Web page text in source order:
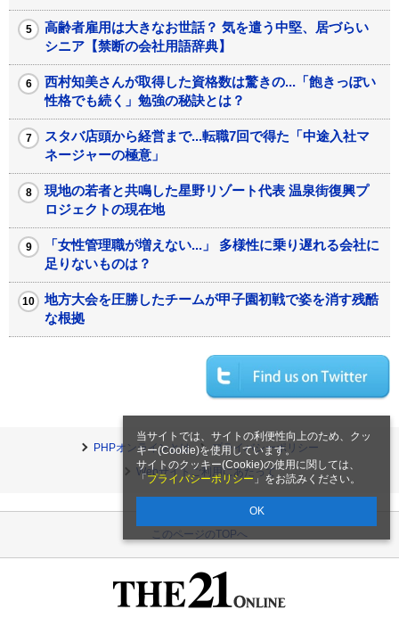
当サイトでは、サイトの利便性向上のため、クッ
キー(Cookie)を使用しています。
サイトのクッキー(Cookie)の使用に関しては、
「 プライバシーポリシー 」をお読みください。
OK
高齢者雇用は大きなお世話？ 気を遣う中堅、居づらい
シニア【禁断の会社用語辞典】
西村知美さんが取得した資格数は驚きの...「飽きっぽい
性格でも続く」勉強の秘訣とは？
スタバ店頭から経営まで...転職7回で得た「中途入社マ
ネージャーの極意」
現地の若者と共鳴した星野リゾート代表 温泉街復興プ
ロジェクトの現在地
「女性管理職が増えない...」 多様性に乗り遅れる会社に
足りないものは？
地方大会を圧勝したチームが甲子園初戦で姿を消す残酷
な根拠
PHPオンラインとは
プライバシーポリシー
Webサイトご利用にあたって
このページのTOPへ